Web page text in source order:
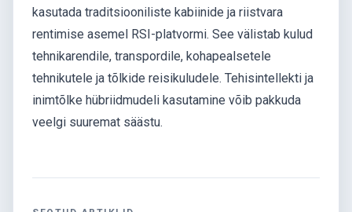
kasutada traditsiooniliste kabiinide ja riistvara
rentimise asemel RSI-platvormi. See välistab kulud
tehnikarendile, transpordile, kohapealsetele
tehnikutele ja tõlkide reisikuludele. Tehisintellekti ja
inimtõlke hübriidmudeli kasutamine võib pakkuda
veelgi suuremat säästu.